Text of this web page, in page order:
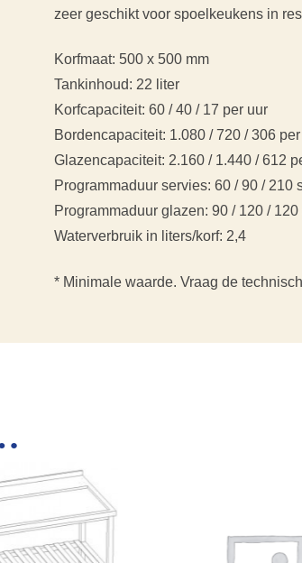
zeer geschikt voor spoelkeukens in
Korfmaat: 500 x 500 mm
Tankinhoud: 22 liter
Korfcapaciteit: 60 / 40 / 17 per uur
Bordencapaciteit: 1.080 / 720 / 306
Glazencapaciteit: 2.160 / 1.440 / 612
Programmaduur servies: 60 / 90 / 210
Programmaduur glazen: 90 / 120 /
Waterverbruik in liters/korf: 2,4
* Minimale waarde. Vraag de